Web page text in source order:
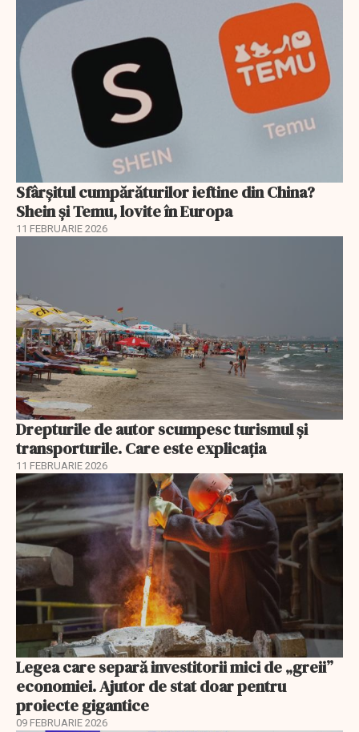
Sfârșitul cumpărăturilor ieftine din China?
Shein și Temu, lovite în Europa
11 FEBRUARIE 2026
Drepturile de autor scumpesc turismul și
transporturile. Care este explicația
11 FEBRUARIE 2026
Legea care separă investitorii mici de „greii”
economiei. Ajutor de stat doar pentru
proiecte gigantice
09 FEBRUARIE 2026